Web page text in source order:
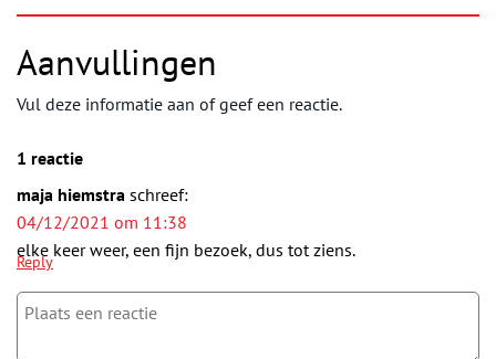
Aanvullingen
Vul deze informatie aan of geef een reactie.
1 reactie
maja hiemstra schreef:
04/12/2021 om 11:38
elke keer weer, een fijn bezoek, dus tot ziens.
Reply